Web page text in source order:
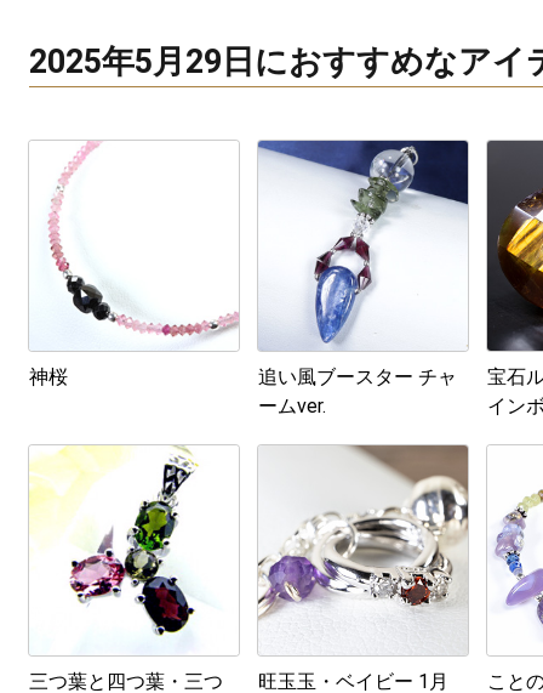
2025年5月29日におすすめなアイ
神桜
追い風ブースター チャ
ームver.
宝石
イン
三つ葉と四つ葉・三つ 旺玉玉・ベイビー 1月 こと